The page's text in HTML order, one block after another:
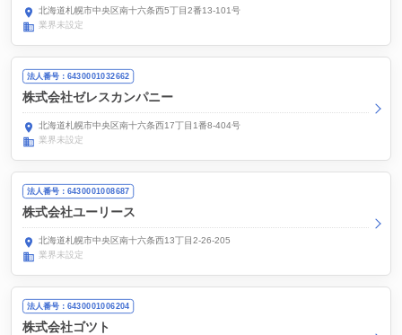
北海道札幌市中央区南十六条西5丁目2番13-101号
業界未設定
法人番号：6430001032662
株式会社ゼレスカンパニー
北海道札幌市中央区南十六条西17丁目1番8-404号
業界未設定
法人番号：6430001008687
株式会社ユーリース
北海道札幌市中央区南十六条西13丁目2-26-205
業界未設定
法人番号：6430001006204
株式会社ゴツト